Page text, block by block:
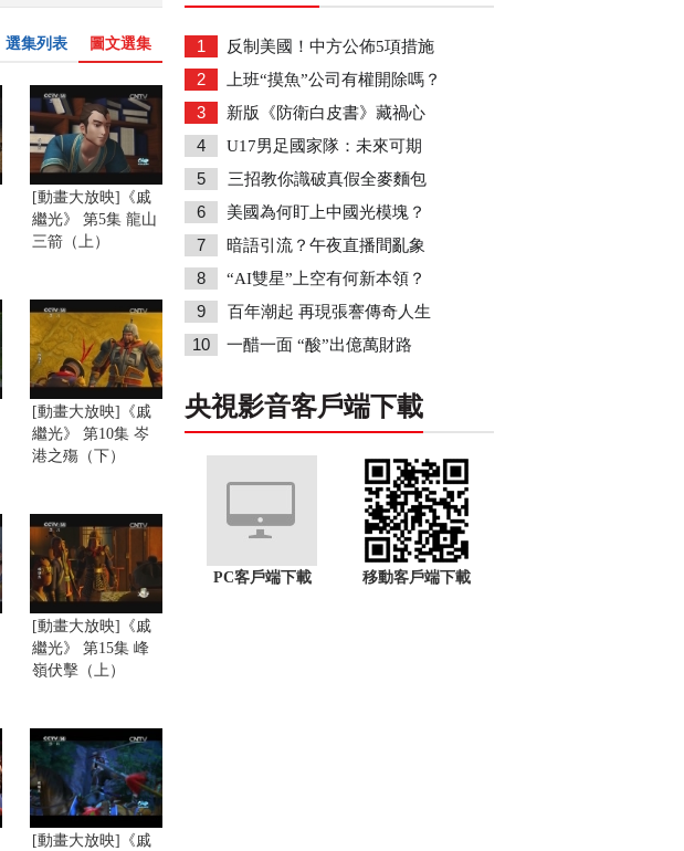
圖文選集
選集列表
[動畫大放映]《戚
繼光》 第5集 龍山
三箭（上）
[動畫大放映]《戚
繼光》 第10集 岑
港之殤（下）
[動畫大放映]《戚
繼光》 第15集 峰
嶺伏擊（上）
[動畫大放映]《戚
1 反制美國！中方公佈5項措施
2 上班“摸魚”公司有權開除嗎？
3 新版《防衛白皮書》藏禍心
4 U17男足國家隊：未來可期
5 三招教你識破真假全麥麵包
6 美國為何盯上中國光模塊？
7 暗語引流？午夜直播間亂象
8 “AI雙星”上空有何新本領？
9 百年潮起 再現張謇傳奇人生
10 一醋一面 “酸”出億萬財路
央視影音客戶端下載
PC客戶端下載 移動客戶端下載